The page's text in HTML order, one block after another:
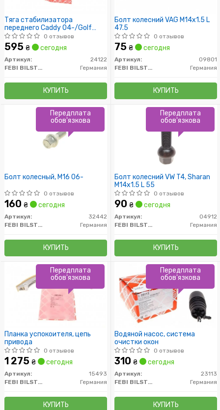
Тяга стабилизатора
переднего Caddy 04-/Golf
04-/Passat 06-/Jetta 06-
0 отзывов
595 ₴ сегодня
Артикул:
24122
FEBI BILSTEIN
Германия
КУПИТЬ
Болт колесний VAG M14x1.5 L
47.5
0 отзывов
75 ₴ сегодня
Артикул:
09801
FEBI BILSTEIN
Германия
КУПИТЬ
Болт колесный, M16 06-
0 отзывов
160 ₴ сегодня
Артикул:
32442
FEBI BILSTEIN
Германия
КУПИТЬ
Передплата
обов'язкова
Болт колесний VW T4, Sharan
М14х1.5 L 55
0 отзывов
90 ₴ сегодня
Артикул:
04912
FEBI BILSTEIN
Германия
КУПИТЬ
Передплата
обов'язкова
Планка успокоителя, цепь
привода
0 отзывов
1 275 ₴ сегодня
Артикул:
15493
FEBI BILSTEIN
Германия
КУПИТЬ
Передплата
обов'язкова
Водяной насос, система
очистки окон
0 отзывов
310 ₴ сегодня
Артикул:
23113
FEBI BILSTEIN
Германия
КУПИТЬ
Передплата
обов'язкова